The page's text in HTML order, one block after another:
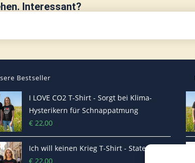
Interessant?
Bestseller
I LOVE CO2 T-Shirt - Sorgt bei Klima-
Hysterikern für Schnappatmung
€ 22,00
Ich will keinen Krieg T-Shirt - Statement
€ 22,00